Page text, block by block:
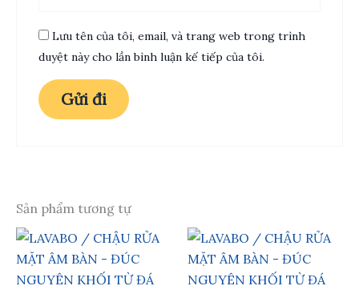
Lưu tên của tôi, email, và trang web trong trình
duyệt này cho lần bình luận kế tiếp của tôi.
Sản phẩm tương tự